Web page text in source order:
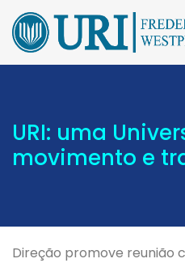
URI: uma
movimento e
Direção promove reunião